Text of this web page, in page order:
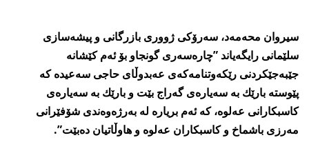
سیروان محه‌مه‌د، سه‌رۆكی ژووری بازرگانی و پیشه‌سازی
سلێمانی رایگه‌یاند ”چاره‌سه‌ری گونجاو بۆ ئه‌م كێشانه‌
جێبه‌جێكردنی رێكه‌وتنامه‌كه‌ی عه‌بدوڵای حاجی سه‌عیده‌ كه‌
پێوسته‌ بارێك به‌ سه‌یاره‌ی گه‌راج بێت و بارێك به‌ سه‌یاره‌ی
كاسبكارانی عه‌لوه‌، كه‌ ئه‌م بریاره‌ له‌ به‌رژه‌وه‌ندی شۆفێرانی
مه‌رزی باشماخ و كاسبكاران عه‌لوه‌ و هاوڵاتیان ده‌بێت”.